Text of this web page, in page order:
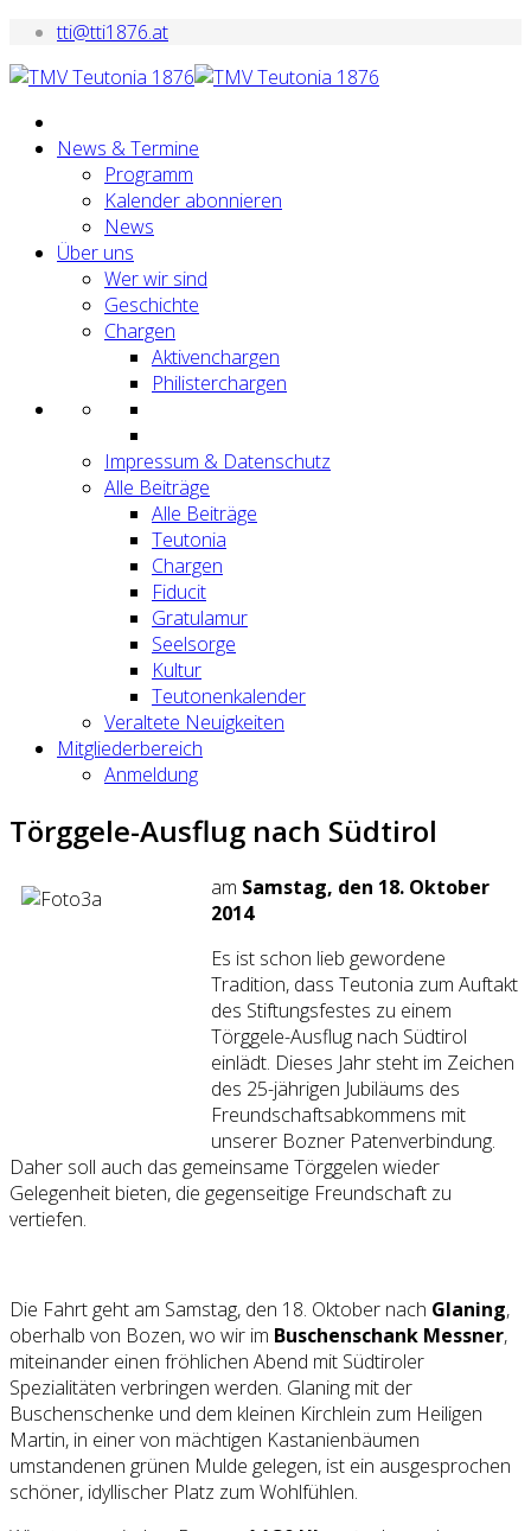
tti@tti1876.at
News & Termine
Programm
Kalender abonnieren
News
Über uns
Wer wir sind
Geschichte
Chargen
Aktivenchargen
Philisterchargen
Impressum & Datenschutz
Alle Beiträge
Alle Beiträge
Teutonia
Chargen
Fiducit
Gratulamur
Seelsorge
Kultur
Teutonenkalender
Veraltete Neuigkeiten
Mitgliederbereich
Anmeldung
Törggele-Ausflug nach Südtirol
am Samstag, den 18. Oktober
2014
Es ist schon lieb gewordene
Tradition, dass Teutonia zum Auftakt
des Stiftungsfestes zu einem
Törggele-Ausflug nach Südtirol
einlädt. Dieses Jahr steht im Zeichen
des 25-jährigen Jubiläums des
Freundschaftsabkommens mit
unserer Bozner Patenverbindung.
Daher soll auch das gemeinsame Törggelen wieder
Gelegenheit bieten, die gegenseitige Freundschaft zu
vertiefen.
Die Fahrt geht am Samstag, den 18. Oktober nach Glaning,
oberhalb von Bozen, wo wir im Buschenschank Messner,
miteinander einen fröhlichen Abend mit Südtiroler
Spezialitäten verbringen werden. Glaning mit der
Buschenschenke und dem kleinen Kirchlein zum Heiligen
Martin, in einer von mächtigen Kastanienbäumen
umstandenen grünen Mulde gelegen, ist ein ausgesprochen
schöner, idyllischer Platz zum Wohlfühlen.